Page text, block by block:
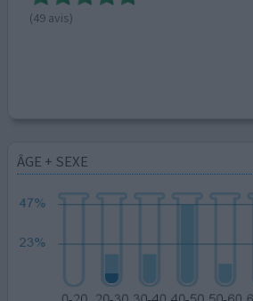
(49 avis)
ÂGE + SEXE